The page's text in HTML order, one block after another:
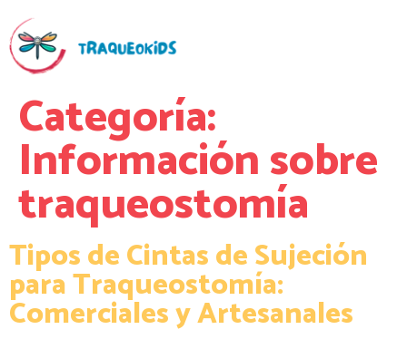
Categoría:
Información sobre
traqueostomía
Tipos de Cintas de Sujeción
para Traqueostomía:
Comerciales y Artesanales